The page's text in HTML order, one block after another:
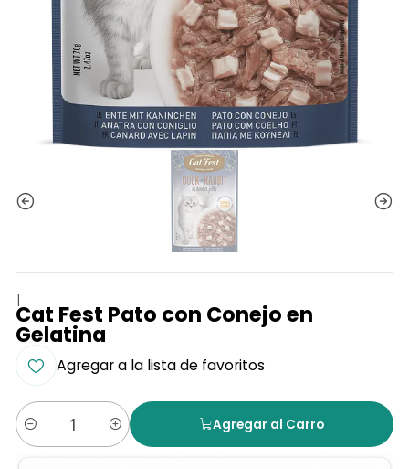
|
Cat Fest Pato con Conejo en
Gelatina
Agregar a la lista de favoritos
Cantidad
Agregar al Carro